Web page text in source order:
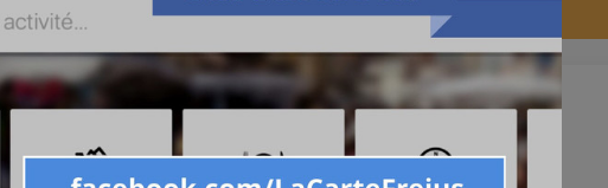
LaCarte Fréjus
Éditeur de LaCarte
Fréjus